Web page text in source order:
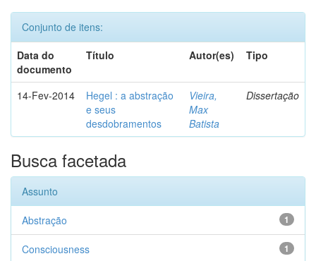
Conjunto de itens:
Data do
documento
Título Autor(es) Tipo
14-Fev-2014
Hegel : a abstração
e seus
desdobramentos
Vieira,
Max
Batista
Dissertação
Busca facetada
Assunto
1
Abstração
1
Consciousness